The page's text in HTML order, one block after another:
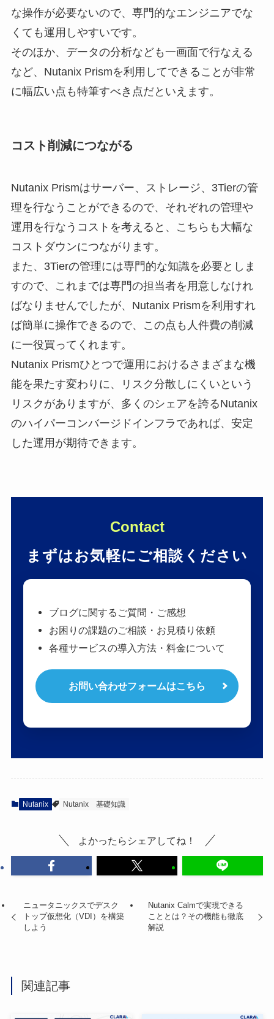
な操作が必要ないので、専門的なエンジニアでな
くても運用しやすいです。
そのほか、データの分析なども一画面で行なえる
など、Nutanix Prismを利用してできることが非常
に幅広い点も特筆すべき点だといえます。
コスト削減につながる
Nutanix Prismはサーバー、ストレージ、3Tierの管
理を行なうことができるので、それぞれの管理や
運用を行なうコストを考えると、こちらも大幅な
コストダウンにつながります。
また、3Tierの管理には専門的な知識を必要としま
すので、これまでは専門の担当者を用意しなけれ
ばなりませんでしたが、Nutanix Prismを利用すれ
ば簡単に操作できるので、この点も人件費の削減
に一役買ってくれます。
Nutanix Prismひとつで運用におけるさまざまな機
能を果たす変わりに、リスク分散しにくいという
リスクがありますが、多くのシェアを誇るNutanix
のハイパーコンバージドインフラであれば、安定
した運用が期待できます。
Contact
まずはお気軽にご相談ください
ブログに関するご質問・ご感想
お困りの課題のご相談・お見積り依頼
各種サービスの導入方法・料金について
お問い合わせフォームはこちら
Nutanix Nutanix 基礎知識
よかったらシェアしてね！
ニュータニックスでデスク
トップ仮想化（VDI）を構築
しよう
Nutanix Calmで実現できる
こととは？その機能も徹底
解説
関連記事